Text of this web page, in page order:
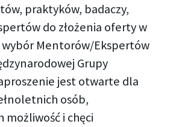
praktyków, badaczy,
do złożenia oferty w
wybór Mentorów/Ekspertów
Grupy
jest otwarte dla
osób,
możliwość i chęci